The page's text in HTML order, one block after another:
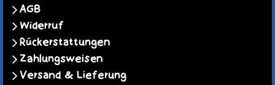
AGB
Widerruf
Rückerstattungen
Zahlungsweisen
Versand & Lieferung